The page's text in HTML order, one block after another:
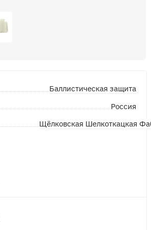
Баллистическая защита
Россия
Щёлковская Шелкоткацкая